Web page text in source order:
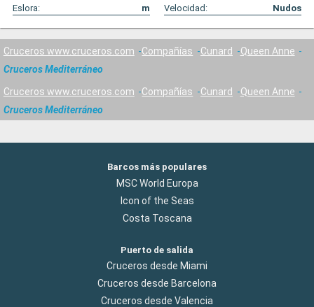
Eslora:
m Velocidad: Nudos
Cruceros www.cruceros.com Compañías Cunard
Queen Anne
Cruceros Mediterráneo
Cruceros www.cruceros.com Compañías Cunard
Queen Anne
Cruceros Mediterráneo
Barcos más populares
MSC World Europa
Icon of the Seas
Costa Toscana
Puerto de salida
Cruceros desde Miami
Cruceros desde Barcelona
Cruceros desde Valencia